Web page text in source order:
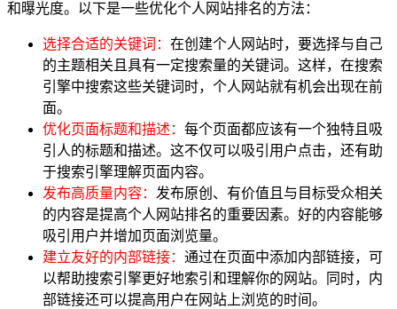
和曝光度。以下是一些优化个人网站排名的方法：
选择合适的关键词： 在创建个人网站时，要选择与自己
的主题相关且具有一定搜索量的关键词。这样，在搜索
引擎中搜索这些关键词时，个人网站就有机会出现在前
面。
优化页面标题和描述： 每个页面都应该有一个独特且吸
引人的标题和描述。这不仅可以吸引用户点击，还有助
于搜索引擎理解页面内容。
发布高质量内容： 发布原创、有价值且与目标受众相关
的内容是提高个人网站排名的重要因素。好的内容能够
吸引用户并增加页面浏览量。
建立友好的内部链接： 通过在页面中添加内部链接，可
以帮助搜索引擎更好地索引和理解你的网站。同时，内
部链接还可以提高用户在网站上浏览的时间。